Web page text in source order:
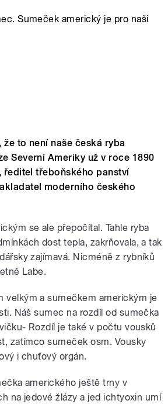
Sumeček americký je pro naši
že to není naše česká ryba
Severní Ameriky už v roce 1890
ředitel třeboňského panství
moderního českého
se ale přepočítal. Tahle ryba
dost tepla, zakrňovala, a tak
zajímavá. Nicméně z rybníků
Labe.
velkým a sumečkem americkým je
Náš sumec na rozdíl od sumečka
Rozdíl je také v počtu vousků
zatímco sumeček osm. Vousky
i chuťový orgán.
amerického ještě trny v
na jedové žlázy a jed ichtyoxin umí